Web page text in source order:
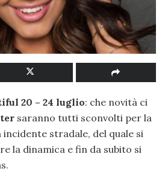
20 – 24 luglio: che novità ci
saranno tutti sconvolti per la
incidente stradale, del quale si
la dinamica e fin da subito si